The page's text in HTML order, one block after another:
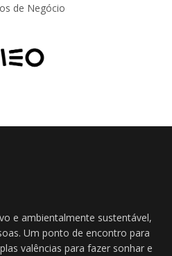
de Negócio
e ambientalmente sustentável,
Um ponto de encontro para
valências para fazer sonhar e